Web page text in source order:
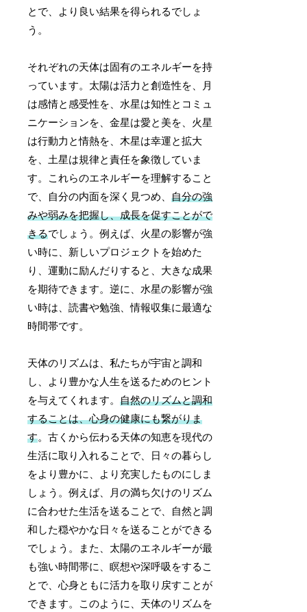
とで、より良い結果を得られるでしょ
う。
それぞれの天体は固有のエネルギーを持
っています。太陽は活力と創造性を、月
は感情と感受性を、水星は知性とコミュ
ニケーションを、金星は愛と美を、火星
は行動力と情熱を、木星は幸運と拡大
を、土星は規律と責任を象徴していま
す。これらのエネルギーを理解すること
で、自分の内面を深く見つめ、自分の強
みや弱みを把握し、成長を促すことがで
きるでしょう。例えば、火星の影響が強
い時に、新しいプロジェクトを始めた
り、運動に励んだりすると、大きな成果
を期待できます。逆に、水星の影響が強
い時は、読書や勉強、情報収集に最適な
時間帯です。
天体のリズムは、私たちが宇宙と調和
し、より豊かな人生を送るためのヒント
を与えてくれます。自然のリズムと調和
することは、心身の健康にも繋がりま
す。古くから伝わる天体の知恵を現代の
生活に取り入れることで、日々の暮らし
をより豊かに、より充実したものにしま
しょう。例えば、月の満ち欠けのリズム
に合わせた生活を送ることで、自然と調
和した穏やかな日々を送ることができる
でしょう。また、太陽のエネルギーが最
も強い時間帯に、瞑想や深呼吸をするこ
とで、心身ともに活力を取り戻すことが
できます。このように、天体のリズムを